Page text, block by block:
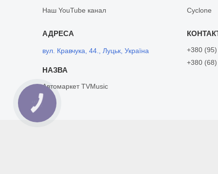
Наш YouTube канал
Cyclone
вул. Кравчука, 44., Луцьк, Україна
Автомаркет TVMusic
+380
+380
КНОПКА
ЗВ'ЯЗКУ